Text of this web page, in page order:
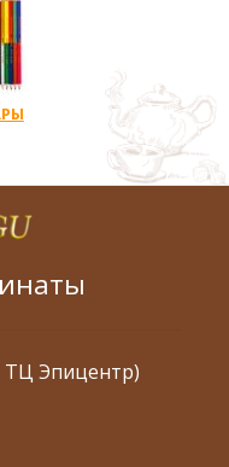
ТЦ Эпицентр)